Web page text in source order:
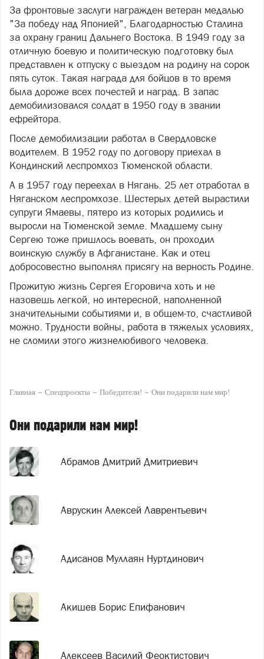
За фронтовые заслуги награжден ветеран медалью
"За победу над Японией", Благодарностью Сталина
за охрану границ Дальнего Востока. В 1949 году за
отличную боевую и политическую подготовку был
представлен к отпуску с выездом на родину на сорок
пять суток. Такая награда для бойцов в то время
была дороже всех почестей и наград. В запас
демобилизовался солдат в 1950 году в звании
ефрейтора.
После демобилизации работал в Свердловске
водителем. В 1952 году по договору приехал в
Кондинский леспромхоз Тюменской области.
А в 1957 году переехал в Нягань. 25 лет отработал в
Няганском леспромхозе. Шестерых детей вырастили
супруги Ямаевы, пятеро из которых родились и
выросли на Тюменской земле. Младшему сыну
Сергею тоже пришлось воевать, он проходил
воинскую службу в Афганистане. Как и отец
добросовестно выполнял присягу на верность Родине.
Прожитую жизнь Сергея Егоровича хоть и не
назовешь легкой, но интересной, наполненной
значительными событиями и, в общем-то, счастливой
можно. Трудности войны, работа в тяжелых условиях,
не сломили этого жизнелюбивого человека.
Главная Спецпроекты Победители! Они подарили нам мир!
Они подарили нам мир!
Абрамов Дмитрий Дмитриевич
Аврускин Алексей Лаврентьевич
Адисанов Муллаян Нуртдинович
Акишев Борис Епифанович
Алексеев Василий Феоктистович